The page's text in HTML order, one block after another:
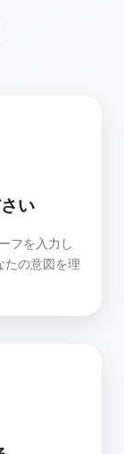
い
フを入力し
の意図を理